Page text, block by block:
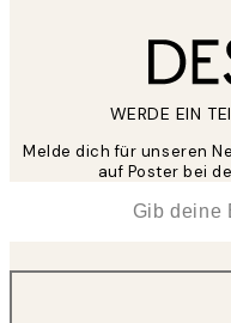
WERDE EIN
Melde dich für unseren
auf Poster bei